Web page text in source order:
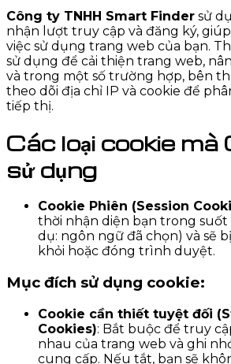
Công ty TNHH Smart Finder sử
nhận lượt truy cập và đăng ký,
việc sử dụng trang web của bạn.
sử dụng để cải thiện trang web,
và trong một số trường hợp, bên
theo dõi địa chỉ IP và cookie để
tiếp thị.
Các loại cookie mà
sử dụng
Cookie Phiên (Session
thời nhận diện bạn trong
dụ: ngôn ngữ đã chọn) và sẽ
khỏi hoặc đóng trình duyệt.
Mục đích sử dụng cookie:
Cookie cần thiết tuyệt đối
Cookies): Bắt buộc để truy
nhau của trang web và ghi
cung cấp. Nếu tắt, bạn sẽ